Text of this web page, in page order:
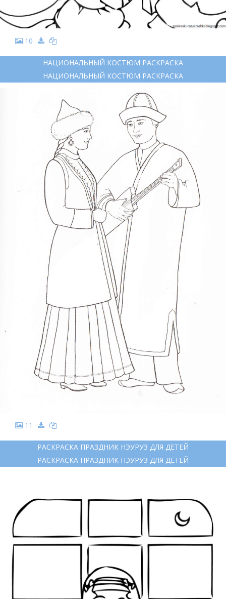
10
НАЦИОНАЛЬНЫЙ КОСТЮМ РАСКРАСКА
НАЦИОНАЛЬНЫЙ КОСТЮМ РАСКРАСКА
11
РАСКРАСКА ПРАЗДНИК НЭУРУЗ ДЛЯ ДЕТЕЙ
РАСКРАСКА ПРАЗДНИК НЭУРУЗ ДЛЯ ДЕТЕЙ